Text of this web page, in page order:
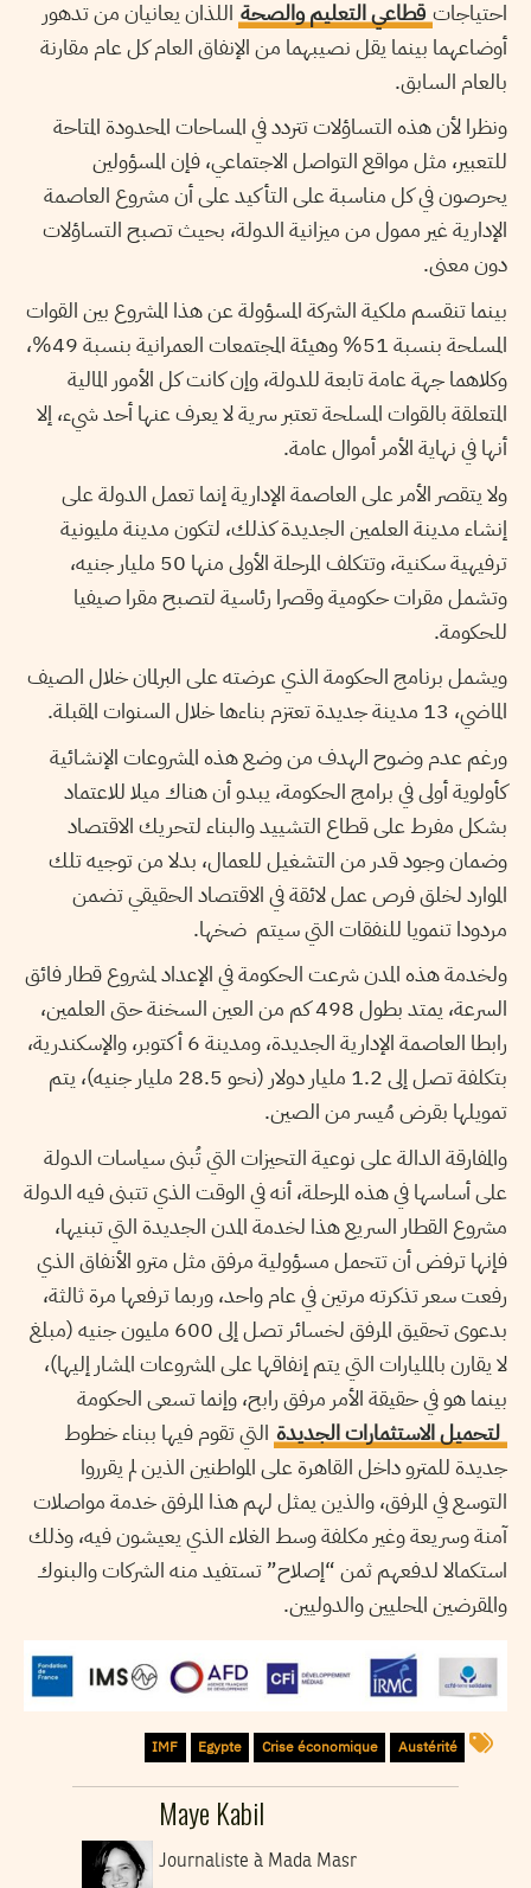
احتياجات قطاعي التعليم والصحة اللذان يعانيان من تدهور
أوضاعهما بينما يقل نصيبهما من الإنفاق العام كل عام مقارنة
بالعام السابق.
ونظرا لأن هذه التساؤلات تتردد في المساحات المحدودة المتاحة
للتعبير، مثل مواقع التواصل الاجتماعي، فإن المسؤولين
يحرصون في كل مناسبة على التأكيد على أن مشروع العاصمة
الإدارية غير ممول من ميزانية الدولة، بحيث تصبح التساؤلات
دون معنى.
بينما تنقسم ملكية الشركة المسؤولة عن هذا المشروع بين القوات
المسلحة بنسبة 51% وهيئة المجتمعات العمرانية بنسبة 49%،
وكلاهما جهة عامة تابعة للدولة، وإن كانت كل الأمور المالية
المتعلقة بالقوات المسلحة تعتبر سرية لا يعرف عنها أحد شيء، إلا
أنها في نهاية الأمر أموال عامة.
ولا يتقصر الأمر على العاصمة الإدارية إنما تعمل الدولة على
إنشاء مدينة العلمين الجديدة كذلك، لتكون مدينة مليونية
ترفيهية سكنية، وتتكلف المرحلة الأولى منها 50 مليار جنيه،
وتشمل مقرات حكومية وقصرا رئاسية لتصبح مقرا صيفيا
للحكومة.
ويشمل برنامج الحكومة الذي عرضته على البرلمان خلال الصيف
الماضي، 13 مدينة جديدة تعتزم بناءها خلال السنوات المقبلة.
ورغم عدم وضوح الهدف من وضع هذه المشروعات الإنشائية
كأولوية أولى في برامج الحكومة، يبدو أن هناك ميلا للاعتماد
بشكل مفرط على قطاع التشييد والبناء لتحريك الاقتصاد
وضمان وجود قدر من التشغيل للعمال، بدلا من توجيه تلك
الموارد لخلق فرص عمل لائقة في الاقتصاد الحقيقي تضمن
مردودا تنمويا للنفقات التي سيتم ضخها.
ولخدمة هذه المدن شرعت الحكومة في الإعداد لمشروع قطار فائق
السرعة، يمتد بطول 498 كم من العين السخنة حتى العلمين،
رابطا العاصمة الإدارية الجديدة، ومدينة 6 أكتوبر، والإسكندرية،
بتكلفة تصل إلى 1.2 مليار دولار (نحو 28.5 مليار جنيه)، يتم
تمويلها بقرض مُيسر من الصين.
والمفارقة الدالة على نوعية التحيزات التي تُبنى سياسات الدولة
على أساسها في هذه المرحلة، أنه في الوقت الذي تتبنى فيه الدولة
مشروع القطار السريع هذا لخدمة المدن الجديدة التي تبنيها،
فإنها ترفض أن تتحمل مسؤولية مرفق مثل مترو الأنفاق الذي
رفعت سعر تذكرته مرتين في عام واحد، وربما ترفعها مرة ثالثة،
بدعوى تحقيق المرفق لخسائر تصل إلى 600 مليون جنيه (مبلغ
لا يقارن بالمليارات التي يتم إنفاقها على المشروعات المشار إليها)،
بينما هو في حقيقة الأمر مرفق رابح، وإنما تسعى الحكومة
لتحميل الاستثمارات الجديدة التي تقوم فيها ببناء خطوط
جديدة للمترو داخل القاهرة على المواطنين الذين لم يقرروا
التوسع في المرفق، والذين يمثل لهم هذا المرفق خدمة مواصلات
آمنة وسريعة وغير مكلفة وسط الغلاء الذي يعيشون فيه، وذلك
استكمالا لدفعهم ثمن “إصلاح” تستفيد منه الشركات والبنوك
والمقرضين المحليين والدوليين.
Austérité
Crise économique
Egypte
IMF
Maye Kabil
Journaliste à Mada Masr